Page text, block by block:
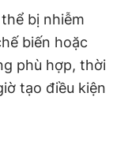
bị nhiễm
biến hoặc
phù hợp, thời
tạo điều kiện